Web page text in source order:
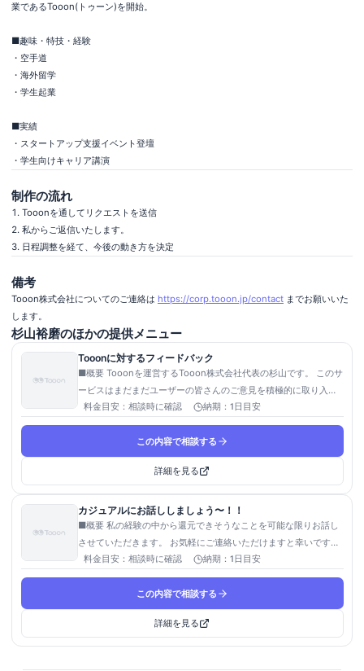
業であるTooon(トゥーン)を開始。
■趣味・特技・経験
・空手道
・海外留学
・学生起業
■実績
・スタートアップ支援イベント登壇
・学生向けキャリア講演
制作の流れ
Tooonを通してリクエストを送信
私からご返信いたします。
日程調整を経て、今後の動き方を決定
備考
Tooon株式会社についてのご連絡は https://corp.tooon.jp/contact までお願いいた
します。
杉山裕磨のほかの提供メニュー
Tooonに対するフィードバック
■概要 Tooonを運営するTooon株式会社代表の杉山です。 このサ
ービスはまだまだユーザーの皆さんのご意見を積極的に取り入
れ、改善を重ねていくフェーズです。 Tooonを利用する中での気
づきや感想・要望へのヒヤリングにご協力いただける方はお気軽
にご連絡いただけますと幸いです。
料金目安： 相談時に確認 納期： 1日目安
この内容で相談する
詳細を見る
カジュアルにお話ししましょう〜！！
■概要 私の経験の中から還元できそうなことを可能な限りお話し
させていただきます。 お気軽にご連絡いただけますと幸いです！
■自己紹介 2018年にTooon株式会社の前身となる法人を創業しま
した。 創業時に手がけた事業はうまくいかず、半年ほどで法人休
眠し、キャラクターIP事業を行う株式会社クオン(現：株式会社
Minto)に入社。約１年間の事業企画として従事の後、Tooon株式
会社を法人復活を行う形で創業。2022年２月より現在の事業を開
始。 ■おすすめ ①スタートアップ企業の創業を考えている人 ②
料金目安： 相談時に確認 納期： 1日目安
この内容で相談する
詳細を見る